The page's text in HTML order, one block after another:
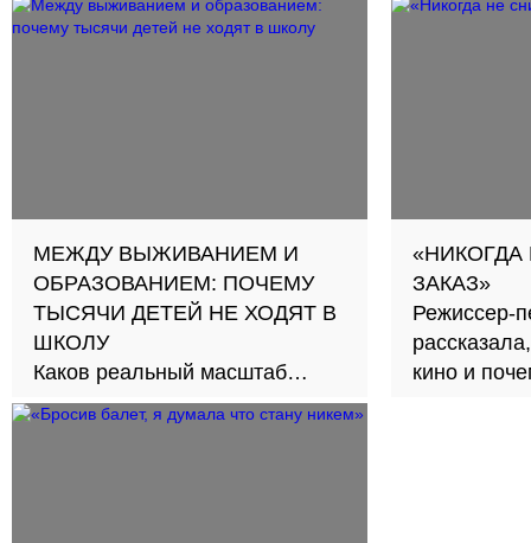
МЕЖДУ ВЫЖИВАНИЕМ И
ОБРАЗОВАНИЕМ: ПОЧЕМУ
ТЫСЯЧИ ДЕТЕЙ НЕ ХОДЯТ В
ШКОЛУ
Каков реальный масштаб
проблемы и как её решить?
ЗАКАЗ»
Режиссер-
кино и